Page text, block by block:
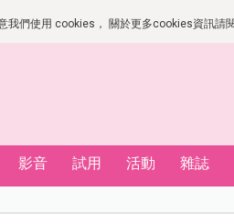
我們使用 cookies， 關於更多cookies資訊請
影音 試用 活動 雜誌